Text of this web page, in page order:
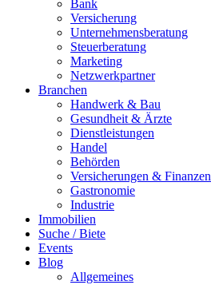
Bank
Versicherung
Unternehmensberatung
Steuerberatung
Marketing
Netzwerkpartner
Branchen
Handwerk & Bau
Gesundheit & Ärzte
Dienstleistungen
Handel
Behörden
Versicherungen & Finanzen
Gastronomie
Industrie
Immobilien
Suche / Biete
Events
Blog
Allgemeines